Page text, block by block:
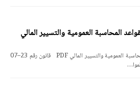
يتعلق بقواعد المحاسبة العمومية والتسيير المالي
قانون رقم 23-07، يتعلق بقواعد المحاسبة العمومية والتسيير المالي PDF قانون رقم 23–07